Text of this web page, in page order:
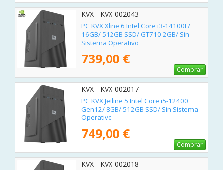
KVX - KVX-002043
PC KVX Xline 6 Intel Core i3-14100F/
16GB/ 512GB SSD/ GT710 2GB/ Sin
Sistema Operativo
739,00 €
Comprar
KVX - KVX-002017
PC KVX Jetline 5 Intel Core i5-12400
Gen12/ 8GB/ 512GB SSD/ Sin Sistema
Operativo
749,00 €
Comprar
KVX - KVX-002018